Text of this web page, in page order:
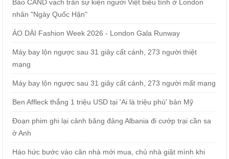
Báo CAND vạch trần sự kiện người Việt biểu tình ở London
nhân "Ngày Quốc Hận"
ÁO DÀI Fashion Week 2026 - London Gala Runway
Máy bay lộn ngược sau 31 giây cất cánh, 273 người thiệt
mạng
Máy bay lộn ngược sau 31 giây cất cánh, 273 người mất mạng
Ben Affleck thắng 1 triệu USD tại 'Ai là triệu phú' bản Mỹ
Đoạn phim ghi lại cảnh băng đảng Albania đi cướp trại cần sa
ở Anh
Háo hức bước vào căn nhà mới mua, chủ nhà giật mình khi